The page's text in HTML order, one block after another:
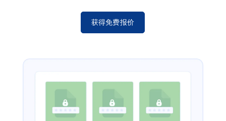
获得免费报价